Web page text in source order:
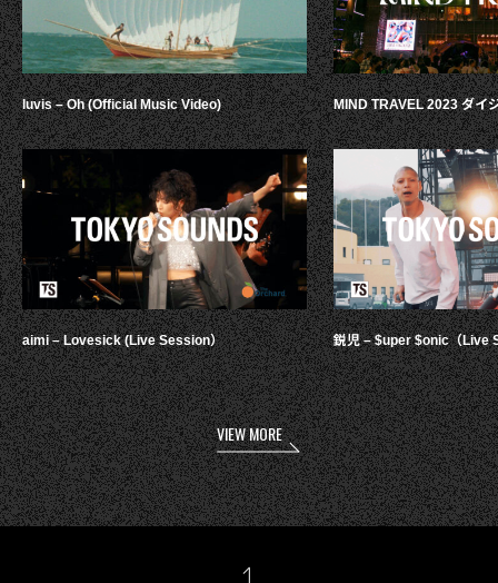
luvis – Oh (Official Music Video)
aimi – Lovesick (Live Session）
MIND TRAVEL 2023 ダイ
鋭児 – $uper $onic（Live
VIEW MORE